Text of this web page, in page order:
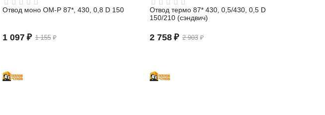
Отвод моно ОМ-Р 87*, 430, 0,8 D 150
1 155 ₽
1 097 ₽
Отвод термо 87* 430, 0,5/430, 0,5 D
150/210 (сэндвич)
2 903 ₽
2 758 ₽